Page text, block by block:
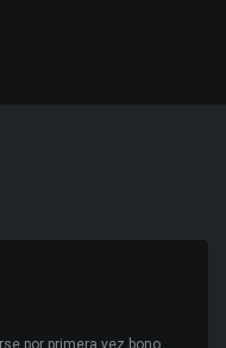
por primera vez bono